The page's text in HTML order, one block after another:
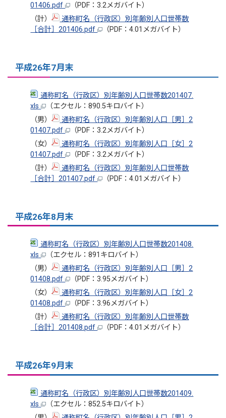
01406.pdf
（PDF：3.2メガバイト）
（計）
通称町名（行政区）別年齢別人口世帯数
［合計］201406.pdf
（PDF：4.01メガバイト）
平成26年7月末
通称町名（行政区）別年齢別人口世帯数201407.
xls
（エクセル：890.5キロバイト）
（男）
通称町名（行政区）別年齢別人口［男］2
01407.pdf
（PDF：3.2メガバイト）
（女）
通称町名（行政区）別年齢別人口［女］2
01407.pdf
（PDF：3.2メガバイト）
（計）
通称町名（行政区）別年齢別人口世帯数
［合計］201407.pdf
（PDF：4.01メガバイト）
平成26年8月末
通称町名（行政区）別年齢別人口世帯数201408.
xls
（エクセル：891キロバイト）
（男）
通称町名（行政区）別年齢別人口［男］2
01408.pdf
（PDF：3.95メガバイト）
（女）
通称町名（行政区）別年齢別人口［女］2
01408.pdf
（PDF：3.96メガバイト）
（計）
通称町名（行政区）別年齢別人口世帯数
［合計］201408.pdf
（PDF：4.01メガバイト）
平成26年9月末
通称町名（行政区）別年齢別人口世帯数201409.
xls
（エクセル：852.5キロバイト）